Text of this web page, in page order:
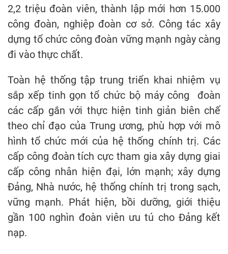
2,2 triệu đoàn viên, thành lập mới hơn 15.000
công đoàn, nghiệp đoàn cơ sở. Công tác xây
dựng tổ chức công đoàn vững mạnh ngày càng
đi vào thực chất.
Toàn hệ thống tập trung triển khai nhiệm vụ
sắp xếp tinh gọn tổ chức bộ máy công đoàn
các cấp gắn với thực hiện tinh giản biên chế
theo chỉ đạo của Trung ương, phù hợp với mô
hình tổ chức mới của hệ thống chính trị. Các
cấp công đoàn tích cực tham gia xây dựng giai
cấp công nhân hiện đại, lớn mạnh; xây dựng
Đảng, Nhà nước, hệ thống chính trị trong sạch,
vững mạnh. Phát hiện, bồi dưỡng, giới thiệu
gần 100 nghìn đoàn viên ưu tú cho Đảng kết
nạp.